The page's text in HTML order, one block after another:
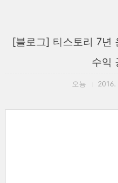
[블로그] 티스토리 7년
수익
오뇽